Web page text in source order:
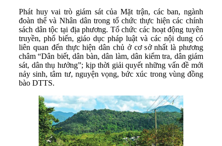
Phát huy vai trò giám sát của Mặt trận, các ban, ngành
đoàn thể và Nhân dân trong tổ chức thực hiện các chính
sách dân tộc tại địa phương. Tổ chức các hoạt động tuyên
truyền, phổ biến, giáo dục pháp luật và các nội dung có
liên quan đến thực hiện dân chủ ở cơ sở nhất là phương
châm “Dân biết, dân bàn, dân làm, dân kiểm tra, dân giám
sát, dân thụ hưởng”; kịp thời giải quyết những vấn đề mới
nảy sinh, tâm tư, nguyện vọng, bức xúc trong vùng đồng
bào DTTS.